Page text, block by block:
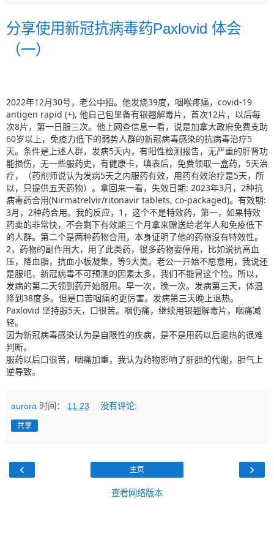
分享使用新冠抗病毒药Paxlovid 体会
（一）
2022年12月30号，老公中招。他发烧39度，咽喉疼痛，covid-19
antigen rapid (+), 他自己包里备有银翘解毒片，首次12片，以后每
次8片，第一日服三次。他上网查信息一看，说是加拿大政府免费支助
60岁以上，免疫力低下的弱势人群的新冠病毒感染的抗病毒治疗5
天。条件是上述人群，发病5天内，有阳性检测报告，无严重的肝肾功
能损伤，无一些服药史，有健康卡，填表后，免费领取一盒药，5天治
疗，（药剂师说认为发病5天之内服药有效，用药有效治疗是5天，所
以，只提供五天药物）。拿回来一看，失效日期: 2023年3月，2种抗
病毒药合用(Nirmatrelvir/ritonavir tablets, co-packaged)。有效期:
3月，2种药合用。我的反应，1，这个不是特效药，第一，如果特效
药卖的非常快，不会剩下有效期三个月拿来赠送给老年人和免疫低下
的人群。第二个是两种药物合用，本身证明了他的药物没有特效性。
2，药物的副作用大，用了此类药，很多药物要停用，比如说抗高血
压，降血脂，抗血小板凝集，等9大类。老公一开始不愿意用，我说还
是服吧，新冠病毒不可预测的因素太多，我们不能冒这个险。所以，
发病的第二天领到药开始服用。早一次，晚一次。发病第三天，体温
降到38度多。但是口苦咽痛的更厉害。发病第三天晚上退热。
Paxlovid 坚持服5天，口很苦。咽仍痛，继续用银翘解毒片，咽痛减
轻。
因为新冠病毒感染认为是自限性的疾病，是不是用药以后退热的很难
判断。
服药以后口很苦，咽痛加重，我认为药物影响了肝胆的代谢，胆气上
逆导致。
aurora 时间： 11:23 没有评论:
共享
‹ ›
主页
查看网络版本